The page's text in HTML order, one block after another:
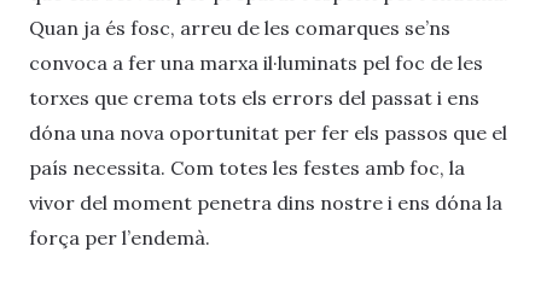
Quan ja és fosc, arreu de les comarques se’ns
convoca a fer una marxa il·luminats pel foc de les
torxes que crema tots els errors del passat i ens
dóna una nova oportunitat per fer els passos que el
país necessita. Com totes les festes amb foc, la
vivor del moment penetra dins nostre i ens dóna la
força per l’endemà.